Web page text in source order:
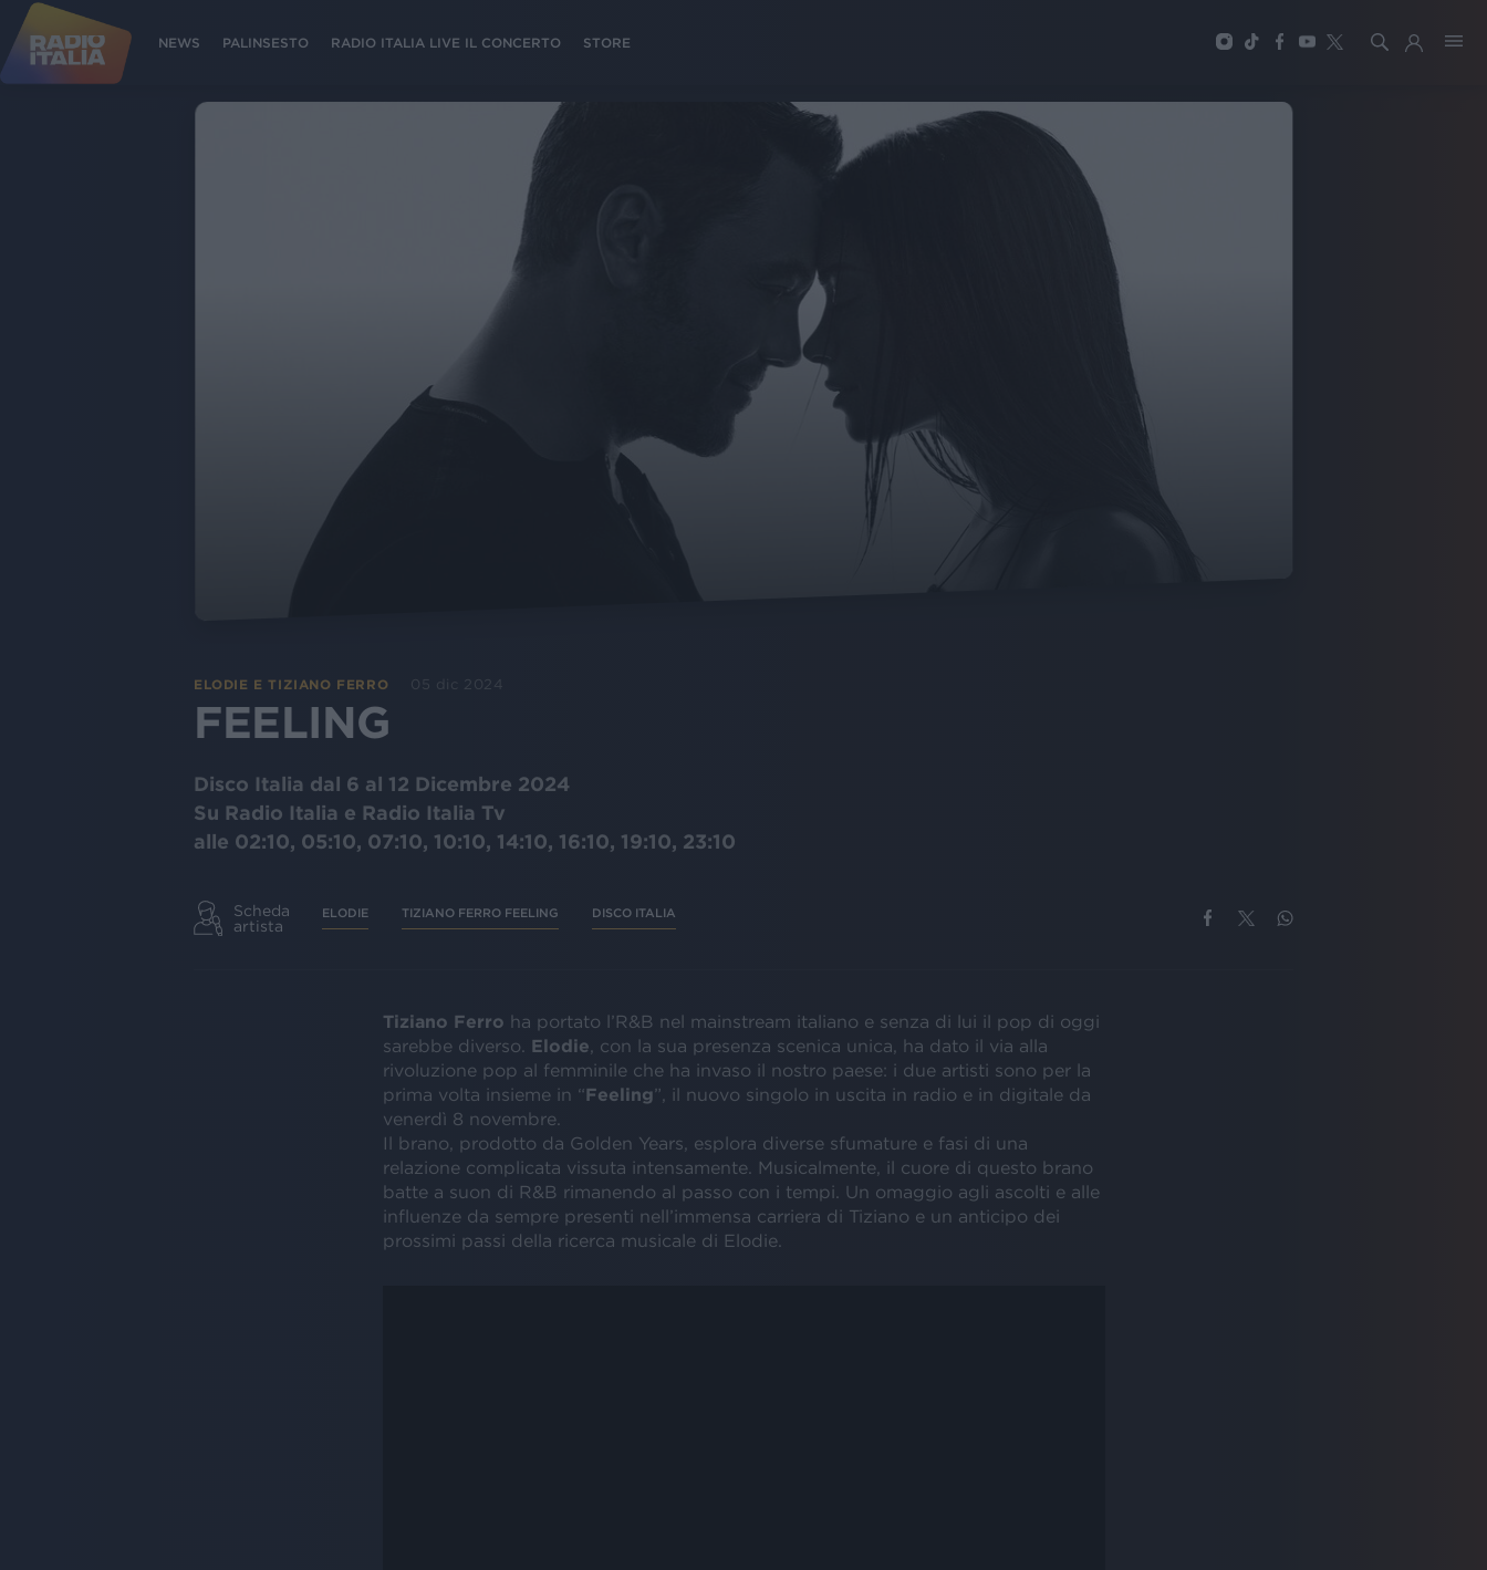
NEWS PALINSESTO RADIO ITALIA LIVE IL CONCERTO STORE
ELODIE E TIZIANO FERRO 05 dic 2024
FEELING
Disco Italia dal 6 al 12 Dicembre 2024
Su Radio Italia e Radio Italia Tv
alle 02:10, 05:10, 07:10, 10:10, 14:10, 16:10, 19:10, 23:10
Scheda
artista
ELODIE TIZIANO FERRO FEELING DISCO ITALIA
Tiziano Ferro ha portato l’R&B nel mainstream italiano e senza di lui il pop di oggi
sarebbe diverso. Elodie , con la sua presenza scenica unica, ha dato il via alla
rivoluzione pop al femminile che ha invaso il nostro paese: i due artisti sono per la
prima volta insieme in “Feeling”, il nuovo singolo in uscita in radio e in digitale da
venerdì 8 novembre.
Il brano, prodotto da Golden Years, esplora diverse sfumature e fasi di una
relazione complicata vissuta intensamente. Musicalmente, il cuore di questo brano
batte a suon di R&B rimanendo al passo con i tempi. Un omaggio agli ascolti e alle
influenze da sempre presenti nell’immensa carriera di Tiziano e un anticipo dei
prossimi passi della ricerca musicale di Elodie.